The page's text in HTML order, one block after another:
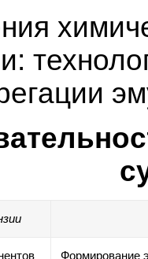
Формирование